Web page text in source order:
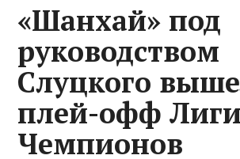
«Шанхай» под
руководством
Слуцкого
плей-офф Лиги
Чемпионов